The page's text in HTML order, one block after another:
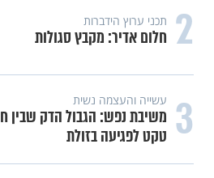
2 תכני ערוץ הידברות
חלום אדיר: מקבץ סגולות
3 עשייה והעצמה נשית
משיבת נפש: הגבול הדק שבין
טקט לפגיעה בזולת